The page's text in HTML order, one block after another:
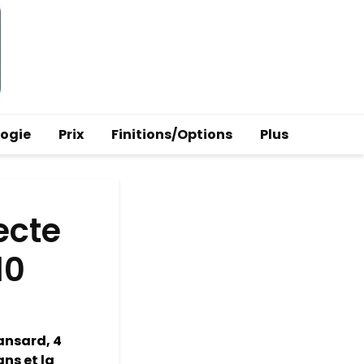
Prix Finitions/Options Plus
4